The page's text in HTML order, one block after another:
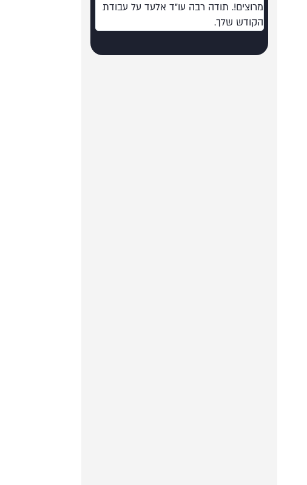
מרוצים!. תודה רבה עו"ד אלעד על עבודת
הקודש שלך.